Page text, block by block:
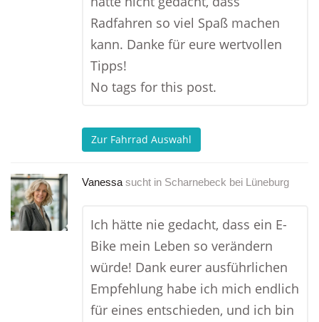
Radfahren so viel Spaß machen
kann. Danke für eure wertvollen
Tipps!
No tags for this post.
Zur Fahrrad Auswahl
Vanessa sucht in Scharnebeck bei Lüneburg
Ich hätte nie gedacht, dass ein E-
Bike mein Leben so verändern
würde! Dank eurer ausführlichen
Empfehlung habe ich mich endlich
für eines entschieden, und ich bin